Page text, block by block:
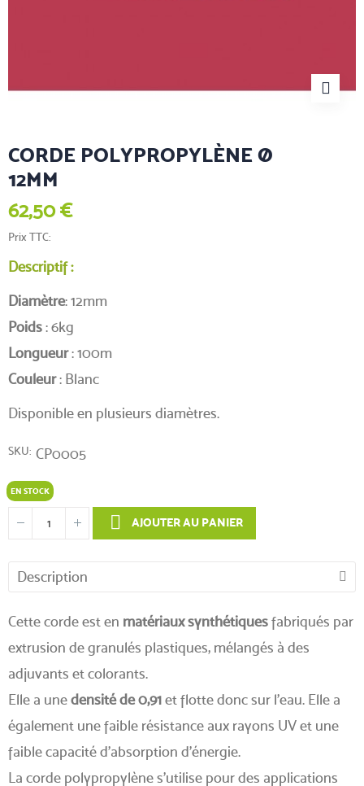
CORDE POLYPROPYLÈNE Ø
12MM
62,50 €
Prix TTC
Descriptif :
Diamètre: 12mm
Poids: 6kg
Longueur: 100m
Couleur: Blanc
Disponible en plusieurs diamètres.
SKU CP0005
EN STOCK
AJOUTER AU PANIER
Description
Cette corde est en matériaux synthétiquesfabriqués par
extrusion de granulés plastiques, mélangés à des
adjuvants et colorants.
Elle a unedensité de 0,91et flotte donc sur l’eau. Elle a
également une faible résistance aux rayons UV et une
faible capacité d’absorption d’énergie.
La corde polypropylène s’utilise pour des applications